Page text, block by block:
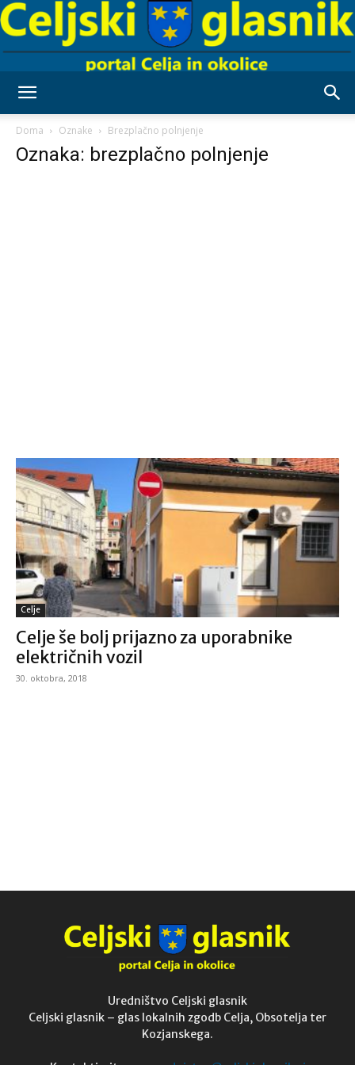
Doma Oznake Brezplačno polnjenje
Oznaka: brezplačno polnjenje
Celje
Celje še bolj prijazno za uporabnike
električnih vozil
30. oktobra, 2018
Uredništvo Celjski glasnik
Celjski glasnik – glas lokalnih zgodb Celja, Obsotelja ter
Kozjanskega.